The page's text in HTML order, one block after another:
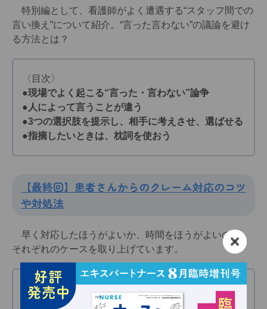
特別編として、看護師がよく遭遇する“スタッフ間での
言い換え”について紹介。“言った言わない”の議論を避け
る方法とは？
〈目次〉
●現場でよく起こる“言った・言わない”論争
●人によって言うことが違う
●3つの選択肢を提示し、相手に考えさせ、選ばせる
●指摘したいときは、枕詞を使おう
【最終回】患者さんからのクレーム対応のコツ
や対処法
早く対応したほうがよいか、時間をほうがよいのか。
それぞれのケースを取り上げています。
〈目次〉
●“私のせいじゃない”クレームを受ける